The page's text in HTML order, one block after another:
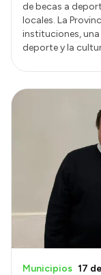
de becas a
locales. La
instituciones, una
deporte y la
Municipios 17